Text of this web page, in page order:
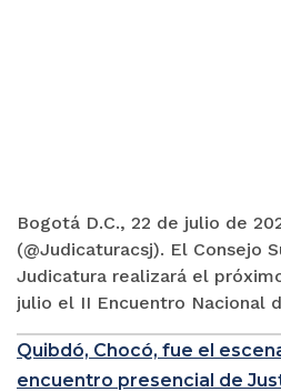
Bogotá D.C., 22 de julio de
(@Judicaturacsj). El Consejo
Judicatura realizará el
julio el II Encuentro Nacional
Quibdó, Chocó, fue el
encuentro presencial de